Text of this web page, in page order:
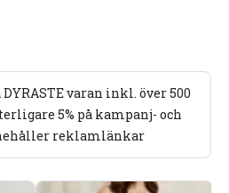
DYRASTE varan inkl. över 500
5% på kampanj- och
reklamlänkar